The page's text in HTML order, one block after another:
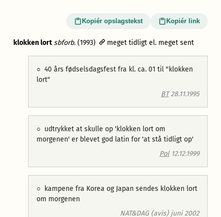
Kopiér opslagstekst Kopiér link
klokken lort sbforb.(1993) meget tidligt el. meget sent
○ 40 års fødselsdagsfest fra kl. ca. 01 til "klokken
lort"
BT28.11.1995
○ udtrykket at skulle op 'klokken lort om
morgenen' er blevet god latin for 'at stå tidligt op'
Pol12.12.1999
○ kampene fra Korea og Japan sendes klokken lort
om morgenen
NAT&DAG (avis) juni 2002